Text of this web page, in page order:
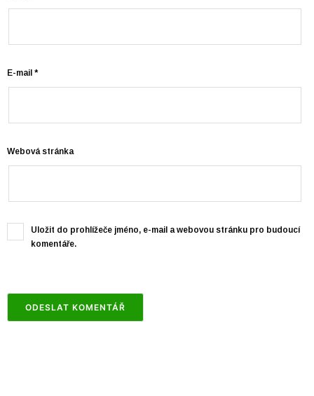
E-mail *
Webová stránka
Uložit do prohlížeče jméno, e-mail a webovou stránku pro budoucí
komentáře.